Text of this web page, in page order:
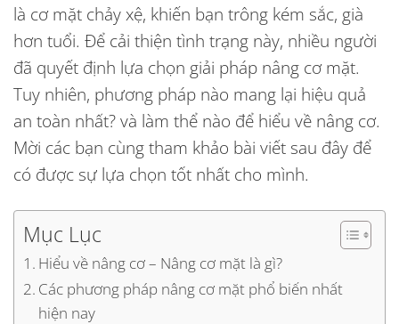
là cơ mặt chảy xệ, khiến bạn trông kém sắc, già
hơn tuổi. Để cải thiện tình trạng này, nhiều người
đã quyết định lựa chọn giải pháp nâng cơ mặt.
Tuy nhiên, phương pháp nào mang lại hiệu quả
an toàn nhất? và làm thể nào để hiểu về nâng cơ.
Mời các bạn cùng tham khảo bài viết sau đây để
có được sự lựa chọn tốt nhất cho mình.
Mục Lục
Hiểu về nâng cơ – Nâng cơ mặt là gì?
Các phương pháp nâng cơ mặt phổ biến nhất
hiện nay